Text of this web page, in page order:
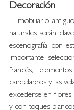
Decoración
El mobiliario
naturales serán
escenografía con
importante
francés,
candelabros y las
excederse en
y con toques